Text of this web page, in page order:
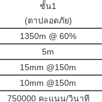
ชั้น1
(ตาปลอดภัย)
1350m @ 60%
5m
15mm @150m
10mm @150m
750000 คะแนน/วินาที